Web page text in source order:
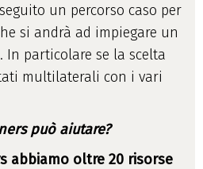
un percorso caso per
si andrà ad impiegare un
particolare se la scelta
multilaterali con i vari
può aiutare?
abbiamo oltre 20 risorse